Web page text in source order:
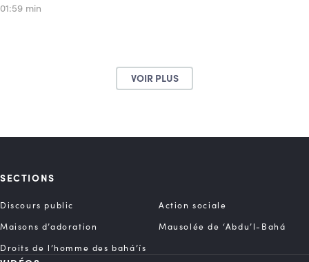
01:59 min
VOIR PLUS
SECTIONS
Discours public
Action sociale
Maisons d’adoration
Mausolée de ‘Abdu’l-Bahá
Droits de l’homme des bahá’ís